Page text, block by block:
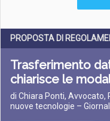
PROPOSTA DI
Trasferimento
chiarisce le
di Chiara Ponti, Avvocato,
nuove tecnologie –